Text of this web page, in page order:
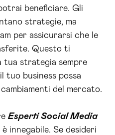
beneficiare. Gli
strategie, ma
per assicurarsi che le
Questo ti
tua strategia sempre
tuo business possa
del mercato.
Esperti Social Media
innegabile. Se desideri